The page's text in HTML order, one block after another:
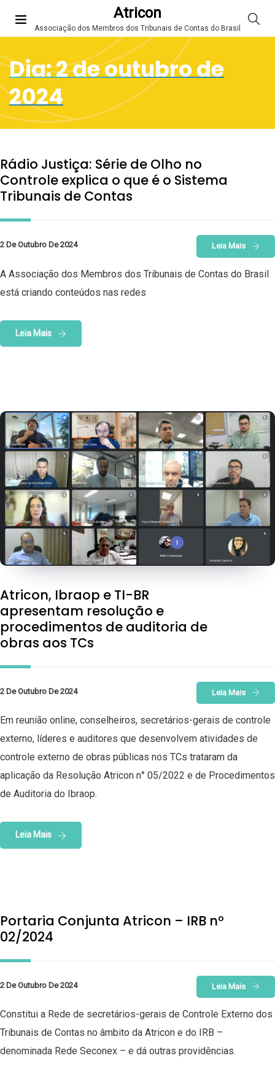
Atricon
Associação dos Membros dos Tribunais de Contas do Brasil
Dia:2 de outubro de
2024
Rádio Justiça: Série de Olho no
Controle explica o que é o Sistema
Tribunais de Contas
2 De Outubro De 2024 Leia Mais
A Associação dos Membros dos Tribunais de Contas do Brasil
está criando conteúdos nas redes
Leia Mais
Atricon, Ibraop e TI-BR
apresentam resolução e
procedimentos de auditoria de
obras aos TCs
2 De Outubro De 2024 Leia Mais
Em reunião online, conselheiros, secretários-gerais de controle
externo, líderes e auditores que desenvolvem atividades de
controle externo de obras públicas nos TCs trataram da
aplicação da Resolução Atricon n° 05/2022 e de Procedimentos
de Auditoria do Ibraop.
Leia Mais
Portaria Conjunta Atricon – IRB nº
02/2024
2 De Outubro De 2024 Leia Mais
Constitui a Rede de secretários-gerais de Controle Externo dos
Tribunais de Contas no âmbito da Atricon e do IRB –
denominada Rede Seconex – e dá outras providências.